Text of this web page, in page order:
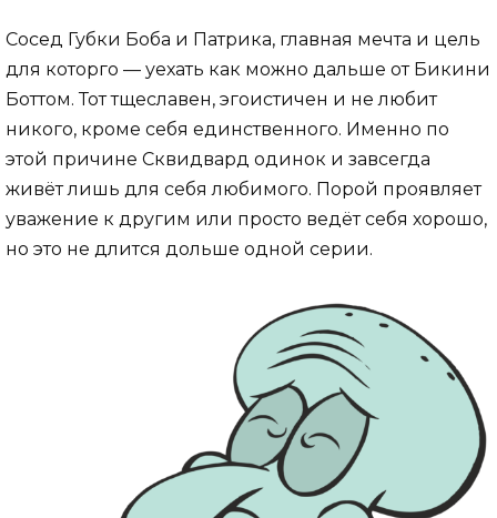
Сосед Губки Боба и Патрика, главная мечта и цель
для которго — уехать как можно дальше от Бикини
Боттом. Тот тщеславен, эгоистичен и не любит
никого, кроме себя единственного. Именно по
этой причине Сквидвард одинок и завсегда
живёт лишь для себя любимого. Порой проявляет
уважение к другим или просто ведёт себя хорошо,
но это не длится дольше одной серии.